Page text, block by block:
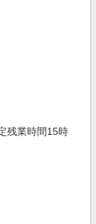
残業時間15時